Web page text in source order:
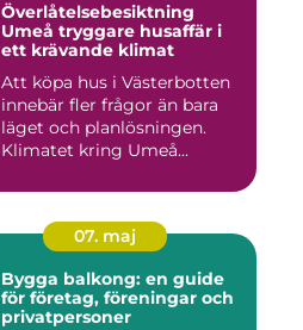
Överlåtelsebesiktning
Umeå tryggare husaffär i
ett krävande klimat
Att köpa hus i Västerbotten
innebär fler frågor än bara
läget och planlösningen.
Klimatet kring Umeå...
07. maj
Bygga balkong: en guide
för företag, föreningar och
privatpersoner